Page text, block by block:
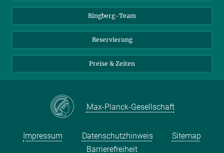
Max-Planck-Haus Heidelberg
Ringberg-Team
Reservierung
Preise & Zeiten
Max-Planck-Gesellschaft
Impressum Datenschutzhinweis
Sitemap
Barrierefreiheit